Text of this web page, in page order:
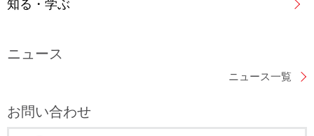
知る・学ぶ
ニュース
ニュース一覧
お問い合わせ